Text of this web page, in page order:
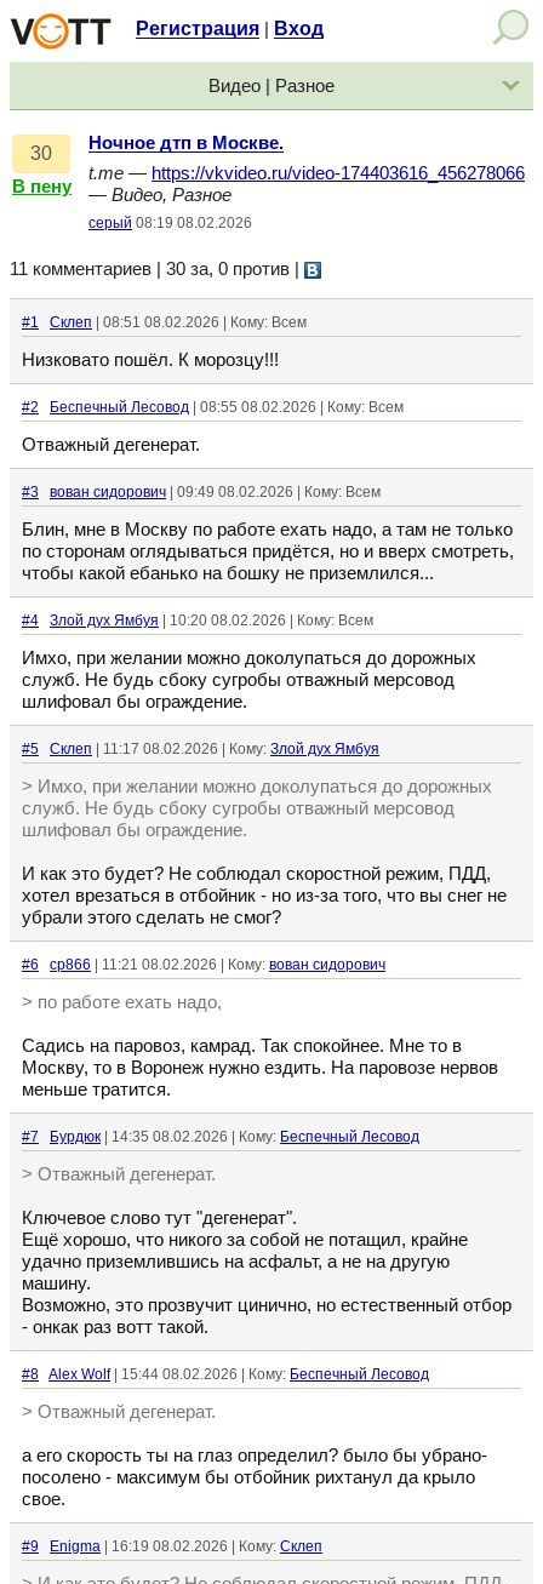
Регистрация Вход
Видео | Разное
30
В пену
Ночное дтп в Москве.
t.me — https://vkvideo.ru/video-174403616_456278066
— Видео, Разное
серый 08:19 08.02.2026
11 комментариев | 30 за, 0 против
#1 Склеп | 08:51 08.02.2026 | Кому: Всем
Низковато пошёл. К морозцу!!!
#2 Беспечный Лесовод | 08:55 08.02.2026 | Кому: Всем
Отважный дегенерат.
#3 вован сидорович | 09:49 08.02.2026 | Кому: Всем
Блин, мне в Москву по работе ехать надо, а там не только
по сторонам оглядываться придётся, но и вверх смотреть,
чтобы какой ебанько на бошку не приземлился...
#4 Злой дух Ямбуя | 10:20 08.02.2026 | Кому: Всем
Имхо, при желании можно доколупаться до дорожных
служб. Не будь сбоку сугробы отважный мерсовод
шлифовал бы ограждение.
#5 Склеп | 11:17 08.02.2026 | Кому: Злой дух Ямбуя
> Имхо, при желании можно доколупаться до дорожных
служб. Не будь сбоку сугробы отважный мерсовод
шлифовал бы ограждение.
И как это будет? Не соблюдал скоростной режим, ПДД,
хотел врезаться в отбойник - но из-за того, что вы снег не
убрали этого сделать не смог?
#6 cp866 | 11:21 08.02.2026 | Кому: вован сидорович
> по работе ехать надо,
Садись на паровоз, камрад. Так спокойнее. Мне то в
Москву, то в Воронеж нужно ездить. На паровозе нервов
меньше тратится.
#7 Бурдюк | 14:35 08.02.2026 | Кому: Беспечный Лесовод
> Отважный дегенерат.
Ключевое слово тут "дегенерат".
Ещё хорошо, что никого за собой не потащил, крайне
удачно приземлившись на асфальт, а не на другую
машину.
Возможно, это прозвучит цинично, но естественный отбор
- онкак раз вотт такой.
#8 Alex Wolf| 15:44 08.02.2026 | Кому: Беспечный Лесовод
> Отважный дегенерат.
а его скорость ты на глаз определил? было бы убрано-
посолено - максимум бы отбойник рихтанул да крыло
свое.
#9 Enigma | 16:19 08.02.2026 | Кому: Склеп